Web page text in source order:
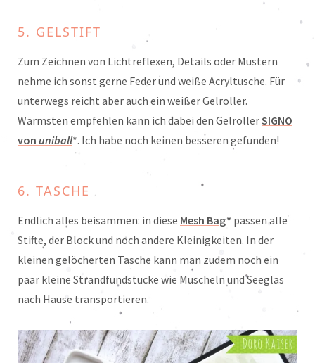
5. GELSTIFT
Zum Zeichnen von Lichtreflexen, Details oder Mustern
nehme ich sonst gerne Feder und weiße Acryltusche. Für
unterwegs reicht aber auch ein weißer Gelroller.
Wärmsten empfehlen kann ich dabei den GelrollerSIGNO
von uniball*. Ich habe noch keinen besseren gefunden!
6. TASCHE
Endlich alles beisammen: in diese Mesh Bag* passen alle
Stifte, der Block und noch andere Kleinigkeiten. In der
kleinen gelöcherten Tasche kann man zudem noch ein
paar kleine Strandfundstücke wie Muscheln und Seeglas
nach Hause transportieren.